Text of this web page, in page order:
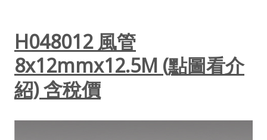
H048012 風管
8x12mmx12.5M (點圖看介
紹) 含稅價